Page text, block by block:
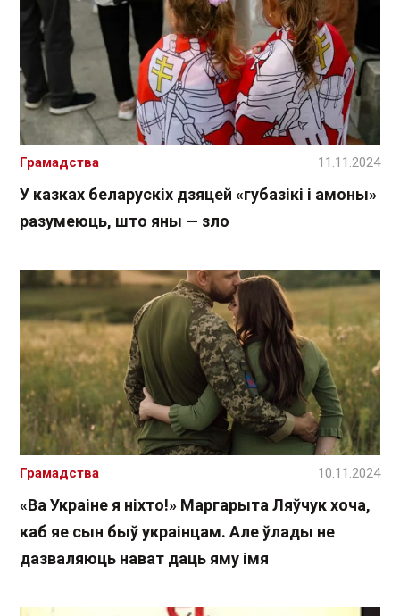
У казках беларускіх дзяцей «губазікі і амоны»
разумеюць, што яны — зло
Грамадства 11.11.2024
«Ва Украіне я ніхто!» Маргарыта Ляўчук хоча,
каб яе сын быў украінцам. Але ўлады не
дазваляюць нават даць яму імя
Грамадства 10.11.2024